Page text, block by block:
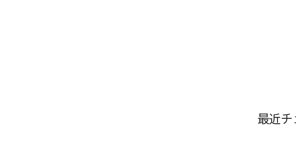
最近チ